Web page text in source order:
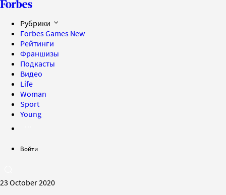
Рубрики
Forbes Games New
Рейтинги
Франшизы
Подкасты
Видео
Life
Woman
Sport
Young
Войти
23 October 2020